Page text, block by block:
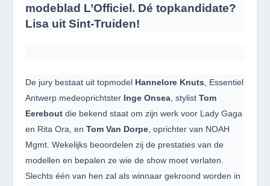
modeblad L’Officiel. Dé topkandidate?
Lisa uit Sint-Truiden!
De jury bestaat uit topmodel Hannelore Knuts , Essentiel
Antwerp medeoprichtster Inge Onsea , stylistTom
Eerebout die bekend staat om zijn werk voor Lady Gaga
en Rita Ora, enTom Van Dorpe , oprichter van NOAH
Mgmt. Wekelijks beoordelen zij de prestaties van de
modellen en bepalen ze wie de show moet verlaten.
Slechts één van hen zal als winnaar gekroond worden in